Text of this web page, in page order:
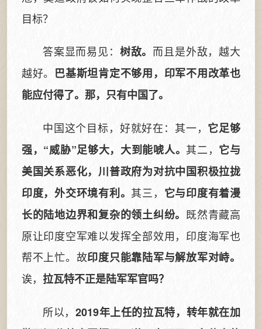
目标？
答案显而易见： 树敌。 而且是外敌，越大
越好。 巴基斯坦肯定不够用，印军不用改革也
能应付得了。那，只有中国了。
中国这个目标，好就好在：其一， 它足够
强，“威胁”足够大，大到能唬人。 其二， 它与
美国关系恶化，川普政府为对抗中国积极拉拢
印度，外交环境有利。 其三， 它与印度有着漫
长的陆地边界和复杂的领土纠纷。 既然青藏高
原让印度空军难以发挥全部效用，印度海军也
帮不上忙。故印度只能靠陆军与解放军对峙。
诶， 拉瓦特不正是陆军军官吗？
所以， 2019年上任的拉瓦特，转年就在加